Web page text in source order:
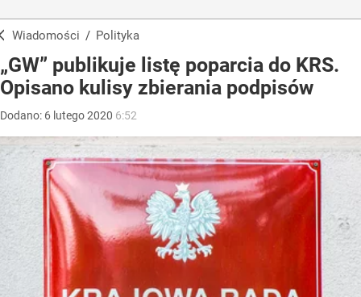
Wiadomości / Polityka
„GW” publikuje listę poparcia do KRS.
Opisano kulisy zbierania podpisów
Dodano: 6 lutego2020 6:52